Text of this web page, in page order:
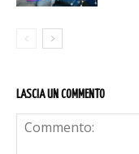
LASCIA UN COMMENTO